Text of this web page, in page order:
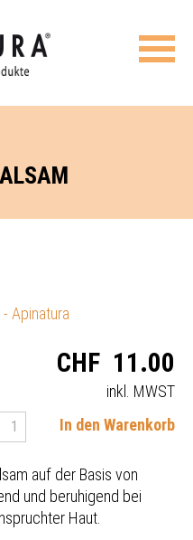
CHF 11.00
inkl. MWST
In den Warenkorb
auf der Basis von
und beruhigend bei
Haut.